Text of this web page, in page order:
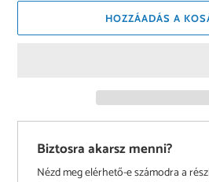
HOZZÁADÁS A
Biztosra akarsz menni?
Nézd meg elérhető-e számodra a